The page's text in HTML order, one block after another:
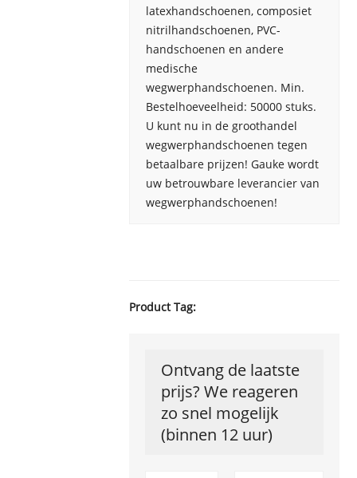
latexhandschoenen, composiet
nitrilhandschoenen, PVC-
handschoenen en andere
medische
wegwerphandschoenen. Min.
Bestelhoeveelheid: 50000 stuks.
U kunt nu in de groothandel
wegwerphandschoenen tegen
betaalbare prijzen! Gauke wordt
uw betrouwbare leverancier van
wegwerphandschoenen!
Product Tag:
Ontvang de laatste
prijs? We reageren
zo snel mogelijk
(binnen 12 uur)